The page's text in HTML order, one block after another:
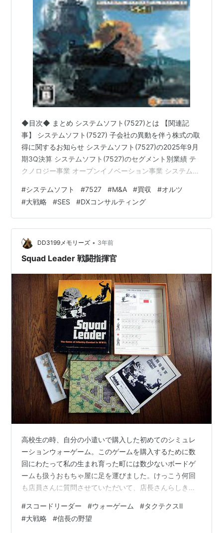
◆目次◆ まとめ システムソフト(7527)とは 【関連記
事】 システムソフト(7527) 子会社の異動を伴う株式の取
得に関するお知らせ システムソフト(7527)の2025年9月
期3Q決算 システムソフト(7527)のセグメント別業績 テ
クノロジー事業 オープンイノベーション事業 システムソ
フト(7527)の配当利回り システムソフト(7527)の株主優
待 ブログをご覧頂き、ありがとうございます。 私は
「shousanshouuo」と申します。 中小型バリュー株を中
心とした長期投資スタンスで、 兼業投資家として活動し
ています。 皆…
#システムソフト #7527 #M&A #買収 #オルツ
#大戦略 #SES #DXコンサルティング
DD3199メモリーズ • 3年前
Squad Leader 戦闘指揮官
高校生の時、自分の小遣いで購入した初めてのシミュレ
ーションウォーゲーム。このゲームを購入するために数
回にわたって私の生まれ育った町には数少ないボードゲ
ームも扱うおもちゃ屋に足を運びました。けっこう何回
も店員さんに質問させていただいて、店長さんらしき方
ションウォーゲームを購入しようとしてたときに、かな
り年配のその人から「君かね、質問ばっかりして全然買
#スコードリーダー #ウォーゲーム #タクテクスⅡ
#大戦略 #信長の野望